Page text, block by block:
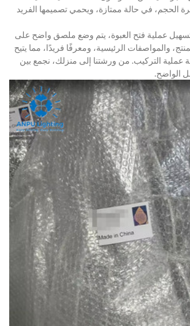
الحجم، في حالة ممتازة، ويحمي تصميمها الفريد
عملية فتح العبوة، يتم وضع ملصق واضح على
والمواصفات الرئيسية، ومعرفًا فريدًا، مما يتيح
التركيب. من ورشتنا إلى منزلك، نجمع بين
الواضح.